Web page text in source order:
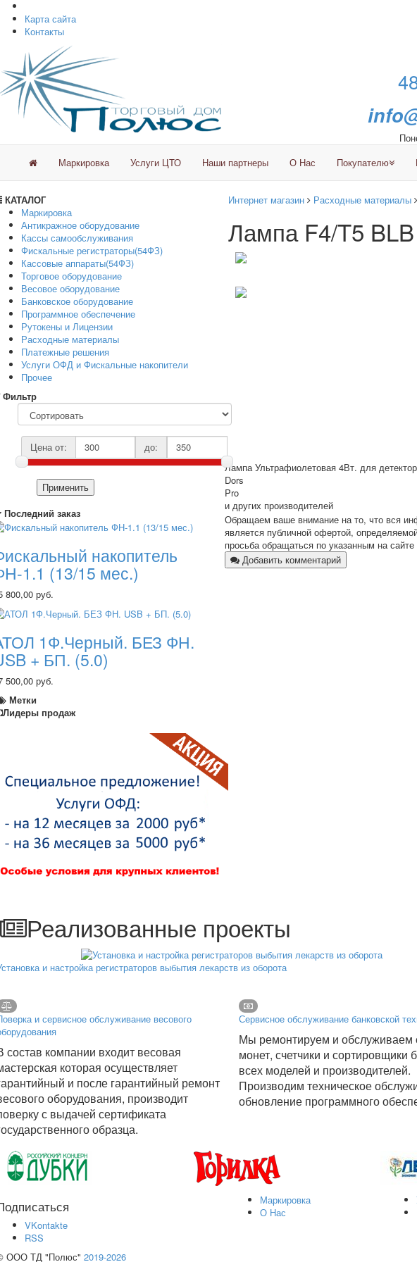
Карта сайта
Контакты
Маркировка Услуги ЦТО Наши партнеры О Нас Покупателю
КАТАЛОГ
Маркировка
Антикражное оборудование
Кассы самообслуживания
Фискальные регистраторы(54ФЗ)
Кассовые аппараты(54ФЗ)
Торговое оборудование
Весовое оборудование
Банковское оборудование
Программное обеспечение
Рутокены и Лицензии
Расходные материалы
Платежные решения
Услуги ОФД и Фискальные накопители
Прочее
Фильтр
Цена от: до:
Применить
Последний заказ
накопитель
1.1 (13/15 мес.)
800,00 руб.
1Ф.Черный. БЕЗ ФН.
+ БП. (5.0)
500,00 руб.
Метки
Лидеры продаж
Интернет магазин Расходные материалы
Лампа F4/T5
Лампа Ультрафиолетовая 4Вт. для
Dors
Pro
и других производителей
Обращаем ваше внимание на то, что вся
является публичной офертой,
просьба обращаться по указанным на
Добавить комментарий
Реализованные проекты
и настройка регистраторов выбытия лекарств из оборота
и сервисное обслуживание весового
состав компании входит весовая
которая осуществляет
и после гарантийный ремонт
оборудования, производит
с выдачей сертификата
образца.
Сервисное обслуживание банковской
Мы ремонтируем и обслуживаем
монет, счетчики и сортировщики
всех моделей и производителей.
Производим техническое
обновление программного
VKontakte
RSS
ООО ТД "Полюс" 2019-2026
Маркировка
О Нас